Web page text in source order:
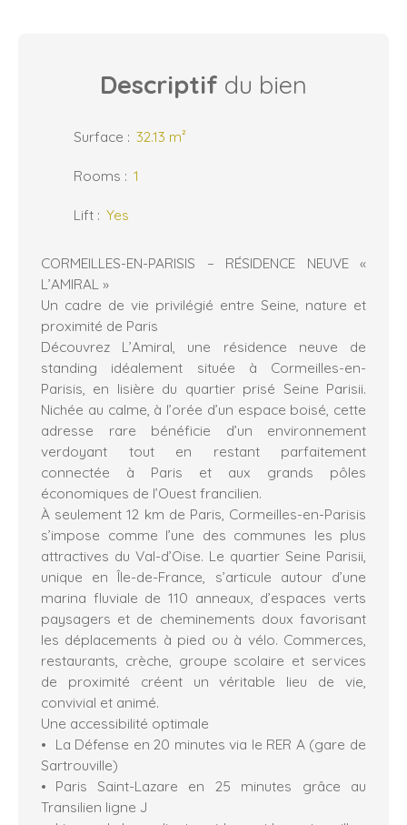
Descriptif du bien
Surface : 32.13 m²
Rooms : 1
Lift : Yes
CORMEILLES-EN-PARISIS – RÉSIDENCE NEUVE «
L’AMIRAL »
Un cadre de vie privilégié entre Seine, nature et
proximité de Paris
Découvrez L’Amiral, une résidence neuve de
standing idéalement située à Cormeilles-en-
Parisis, en lisière du quartier prisé Seine Parisii.
Nichée au calme, à l’orée d’un espace boisé, cette
adresse rare bénéficie d’un environnement
verdoyant tout en restant parfaitement
connectée à Paris et aux grands pôles
économiques de l’Ouest francilien.
À seulement 12 km de Paris, Cormeilles-en-Parisis
s’impose comme l’une des communes les plus
attractives du Val-d’Oise. Le quartier Seine Parisii,
unique en Île-de-France, s’articule autour d’une
marina fluviale de 110 anneaux, d’espaces verts
paysagers et de cheminements doux favorisant
les déplacements à pied ou à vélo. Commerces,
restaurants, crèche, groupe scolaire et services
de proximité créent un véritable lieu de vie,
convivial et animé.
Une accessibilité optimale
La Défense en 20 minutes via le RER A (gare de
Sartrouville)
Paris Saint-Lazare en 25 minutes grâce au
Transilien ligne J